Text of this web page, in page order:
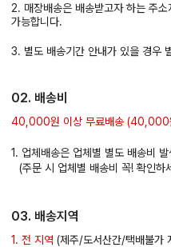
2. 매장배송은 배송받고자 하는 주
가능합니다.
3. 별도 배송기간 안내가 있을 경우
02. 배송비
40,000원 이상 무료배송 (40,000
1. 업체배송은 업체별 별도 배송비 발
(주문 시 업체별 배송비 꼭! 확인하
03. 배송지역
1. 전 지역 (제주/도서산간/택배불가